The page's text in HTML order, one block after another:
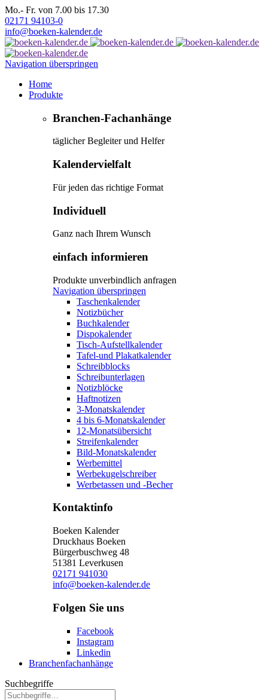
Mo.- Fr. von 7.00 bis 17.30
02171 94103-0
info@boeken-kalender.de
Navigation überspringen
Home
Produkte
Branchen-Fachanhänge
täglicher Begleiter und Helfer
Kalendervielfalt
Für jeden das richtige Format
Individuell
Ganz nach Ihrem Wunsch
einfach informieren
Produkte unverbindlich anfragen
Navigation überspringen
Taschenkalender
Notizbücher
Buchkalender
Dispokalender
Tisch-Aufstellkalender
Tafel-und Plakatkalender
Schreibblocks
Schreibunterlagen
Notizblöcke
Haftnotizen
3-Monatskalender
4 bis 6-Monatskalender
12-Monatsübersicht
Streifenkalender
Bild-Monatskalender
Werbemittel
Werbekugelschreiber
Werbetassen und -Becher
Kontaktinfo
Boeken Kalender
Druckhaus Boeken
Bürgerbuschweg 48
51381 Leverkusen
02171 941030
info@boeken-kalender.de
Folgen Sie uns
Facebook
Instagram
Linkedin
Branchenfachanhänge
Suchbegriffe